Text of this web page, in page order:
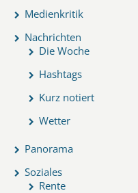
Medienkritik
Nachrichten
Die Woche
Hashtags
Kurz notiert
Wetter
Panorama
Soziales
Rente